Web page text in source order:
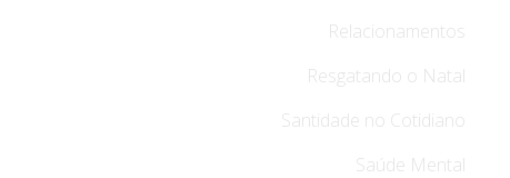
Relacionamentos
Resgatando o Natal
Santidade no Cotidiano
Saúde Mental